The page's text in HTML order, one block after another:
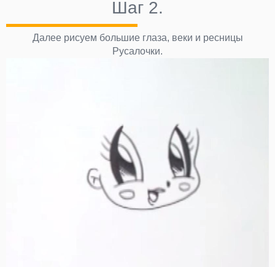
Шаг 2.
Далее рисуем большие глаза, веки и ресницы
Русалочки.